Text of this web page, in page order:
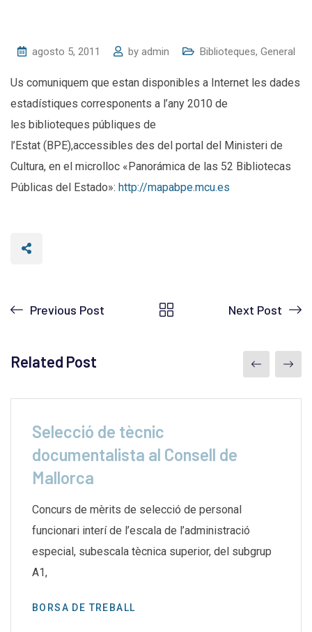
agosto 5, 2011 by admin Biblioteques, General
Us comuniquem que estan disponibles a Internet les dades
estadístiques corresponents a l’any 2010 de
les biblioteques públiques de
l’Estat (BPE),accessibles des del portal del Ministeri de
Cultura, en el microlloc «Panorámica de las 52 Bibliotecas
Públicas del Estado»: http://mapabpe.mcu.es
Previous Post Next Post
Related Post
Selecció de tècnic
documentalista al Consell de
Mallorca
Concurs de mèrits de selecció de personal
funcionari interí de l’escala de l’administració
especial, subescala tècnica superior, del subgrup
A1,
BORSA DE TREBALL